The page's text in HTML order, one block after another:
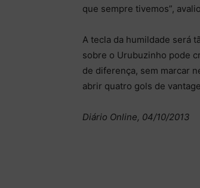
que sempre tivemos”,
A tecla da humildade será
sobre o Urubuzinho pode
de diferença, sem marcar
abrir quatro gols de
Diário Online, 04/10/2013